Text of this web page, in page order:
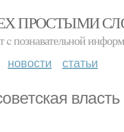
ПРОСТЫМИ
познавательной
новости статьи
власть